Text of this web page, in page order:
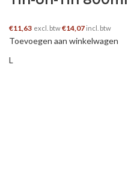
€11,63 excl. btw€14,07 incl. btw
Toevoegen aan winkelwagen
L